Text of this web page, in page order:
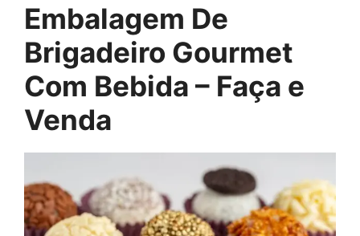
Embalagem De
Brigadeiro Gourmet
Com Bebida – Faça e
Venda